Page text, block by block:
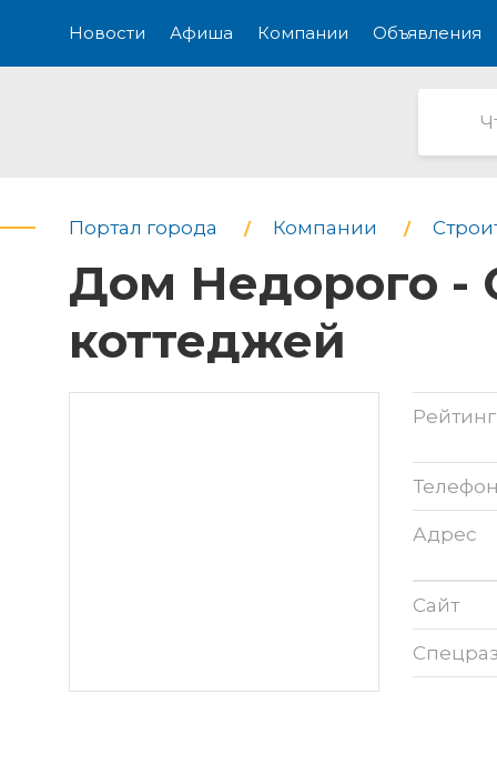
Новости Афиша Компании Объявления
Портал города Компании
Дом Недорого -
коттеджей
Рейтинг
Адрес
Сайт